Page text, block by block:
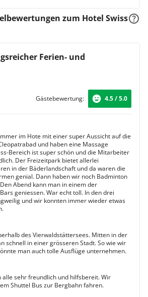
zum Hotel Swiss
Ferien- und
Gästebewertung: 4.5 / 5.0
im Hote mit einer super Aussicht auf die
und haben eine Massage
Bereich ist super schön und die Mitarbeiter
Der Freizeitpark bietet allerlei
in der Bäderlandschaft und da waren die
genial. Dann haben wir noch Badminton
Abend kann man in einem der
geniessen. War echt toll. In den drei
und wir konnten immer wieder etwas
des Vierwaldstättersees. Mitten in der
schnell in einer grösseren Stadt. So wie wir
man auch tolle Ausflüge unternehmen.
sehr freundlich und hilfsbereit. Wir
Shuttel Bus zur Bergbahn fahren.